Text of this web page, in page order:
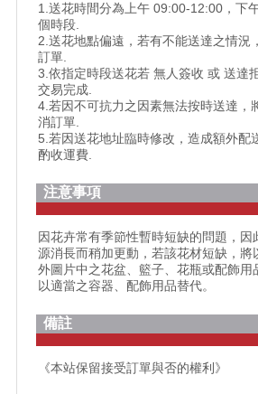
1.送花時間分為上午 09:00-12:00，下
個時段.
2.送花地點偏遠，若有不能送達之情況
訂單.
3.依指定時段送花若 無人簽收 或 送達
交易完成.
4.若因不可抗力之因素無法按時送達，
消訂單.
5.若因送花地址臨時修改，造成額外配
酌收運費.
注意事項
因花卉常有季節性暫時短缺的問題，
源消長而稍加更動，若該花材短缺，將
外圖片中之花盆、籃子、花瓶或配飾用
以適當之容器、配飾用品替代。
備註
《本站保留接受訂單與否的權利》